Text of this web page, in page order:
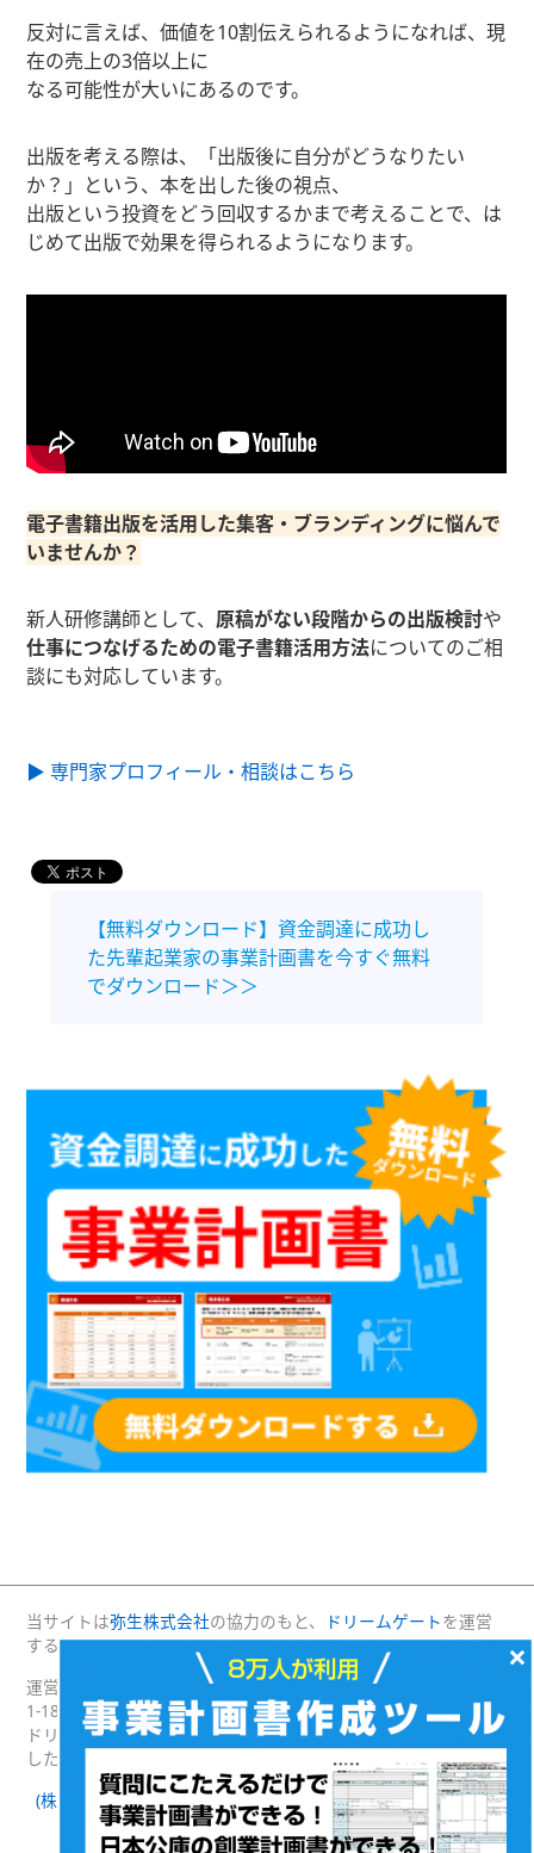
反対に言えば、価値を10割伝えられるようになれば、現
在の売上の3倍以上に
なる可能性が大いにあるのです。
出版を考える際は、「出版後に自分がどうなりたい
か？」という、本を出した後の視点、
出版という投資をどう回収するかまで考えることで、は
じめて出版で効果を得られるようになります。
電子書籍出版を活用した集客・ブランディングに悩んで
いませんか？
新人研修講師として、原稿がない段階からの出版検討や
仕事につなげるための電子書籍活用方法についてのご相
談にも対応しています。
▶ 専門家プロフィール・相談はこちら
【無料ダウンロード】資金調達に成功し
た先輩起業家の事業計画書を今すぐ無料
でダウンロード＞＞
当サイトは弥生株式会社の協力のもと、 ドリームゲートを運営
する(株)プロジェクトニッポンが運営・管理しています。
運営：(株)プロジェクトニッポン 〒160-0004 東京都新宿区四谷
1-18 綿半野原ビル別館8階
ドリームゲートは経済産業省の後援を受けて2003年4月に発足
した日本最大級の起業支援プラットフォームです。
(株)プロジェクトニッポン 会社概要 ｜ ドリームゲートとは｜
ドリームゲート公式SNSFacebook Twitter
×